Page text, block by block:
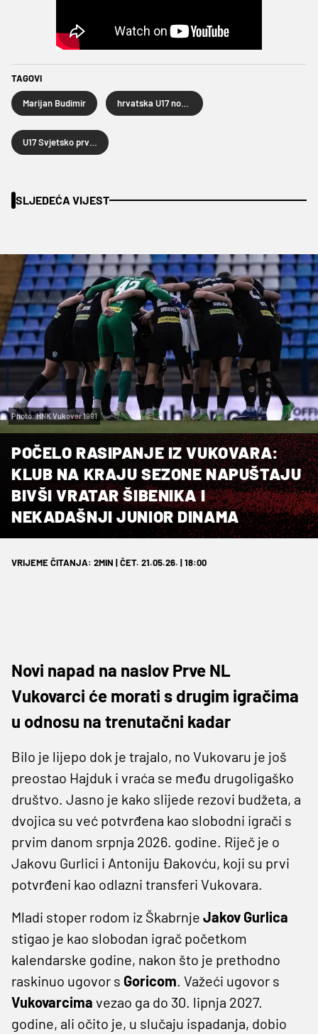
TAGOVI
Marijan Budimir
SLJEDEĆA VIJEST
Photo: HNK Vukovar 1991
POČELO RASIPANJE IZ VUKOVARA:
KLUB NA KRAJU SEZONE NAPUŠTAJU
BIVŠI VRATAR ŠIBENIKA I
NEKADAŠNJI JUNIOR DINAMA
VRIJEME ČITANJA: 2MIN | ČET. 21.05.26. | 18:00
Novi napad na naslov Prve NL
Vukovarci će morati s drugim igračima
u odnosu na trenutačni kadar
Bilo je lijepo dok je trajalo, no Vukovaru je još
preostao Hajduk i vraća se među drugoligaško
društvo. Jasno je kako slijede rezovi budžeta, a
dvojica su već potvrđena kao slobodni igrači s
prvim danom srpnja 2026. godine. Riječ je o
Jakovu Gurlici i Antoniju Đakovću, koji su prvi
potvrđeni kao odlazni transferi Vukovara.
Mladi stoper rodom iz Škabrnje Jakov Gurlica
stigao je kao slobodan igrač početkom
kalendarske godine, nakon što je prethodno
raskinuo ugovor s Goricom. Važeći ugovor s
Vukovarcima vezao ga do 30. lipnja 2027.
godine, ali očito je, u slučaju ispadanja, dobio